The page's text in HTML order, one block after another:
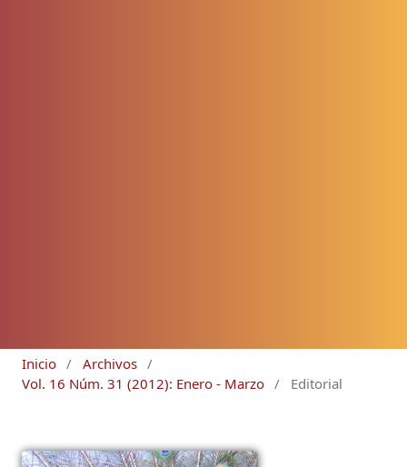
Inicio / Archivos /
Vol. 16 Núm. 31 (2012): Enero - Marzo / Editorial